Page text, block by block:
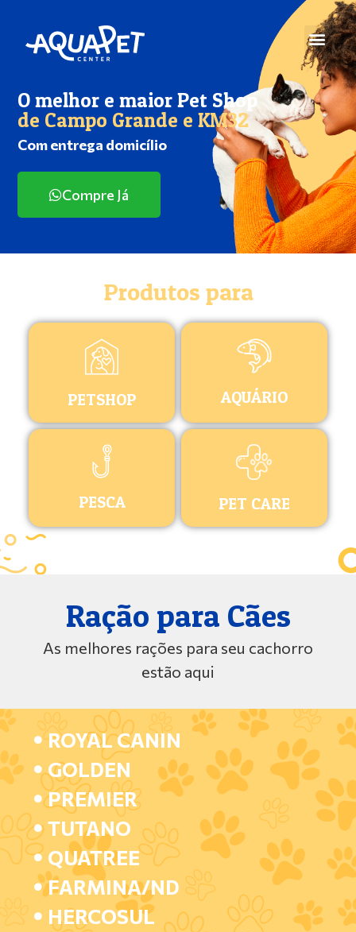
O melhor e maior Pet Shop
de Campo Grande e KM32
Com entrega domicílio
Compre Já
Produtos para
PETSHOP AQUÁRIO
PESCA PET CARE
Ração para Cães
As melhores rações para seu cachorro
estão aqui
ROYAL CANIN
GOLDEN
PREMIER
TUTANO
QUATREE
FARMINA/ND
HERCOSUL